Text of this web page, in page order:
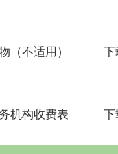
（不适用） 下
机构收费表
下